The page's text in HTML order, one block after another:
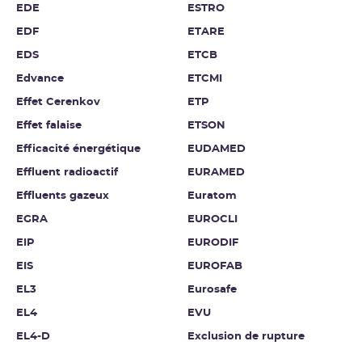
EDE
EDF
EDS
Edvance
Effet Cerenkov
Effet falaise
Efficacité énergétique
Effluent radioactif
Effluents gazeux
EGRA
EIP
EIS
EL3
EL4
EL4-D
ESTRO
ETARE
ETCB
ETCMI
ETP
ETSON
EUDAMED
EURAMED
Euratom
EUROCLI
EURODIF
EUROFAB
Eurosafe
EVU
Exclusion de rupture